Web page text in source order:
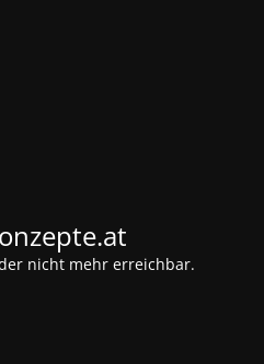
nicht mehr erreichbar.